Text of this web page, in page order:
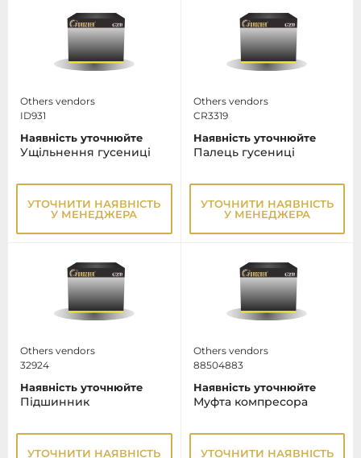
Others vendors
ID931
Наявність уточнюйте
Ущільнення гусениці
УТОЧНИТИ НАЯВНІСТЬ
У МЕНЕДЖЕРА
Others vendors
CR3319
Наявність уточнюйте
Палець гусениці
УТОЧНИТИ НАЯВНІСТЬ
У МЕНЕДЖЕРА
Others vendors
32924
Наявність уточнюйте
Підшинник
УТОЧНИТИ НАЯВНІСТЬ
Others vendors
88504883
Наявність уточнюйте
Муфта компресора
УТОЧНИТИ НАЯВНІСТЬ